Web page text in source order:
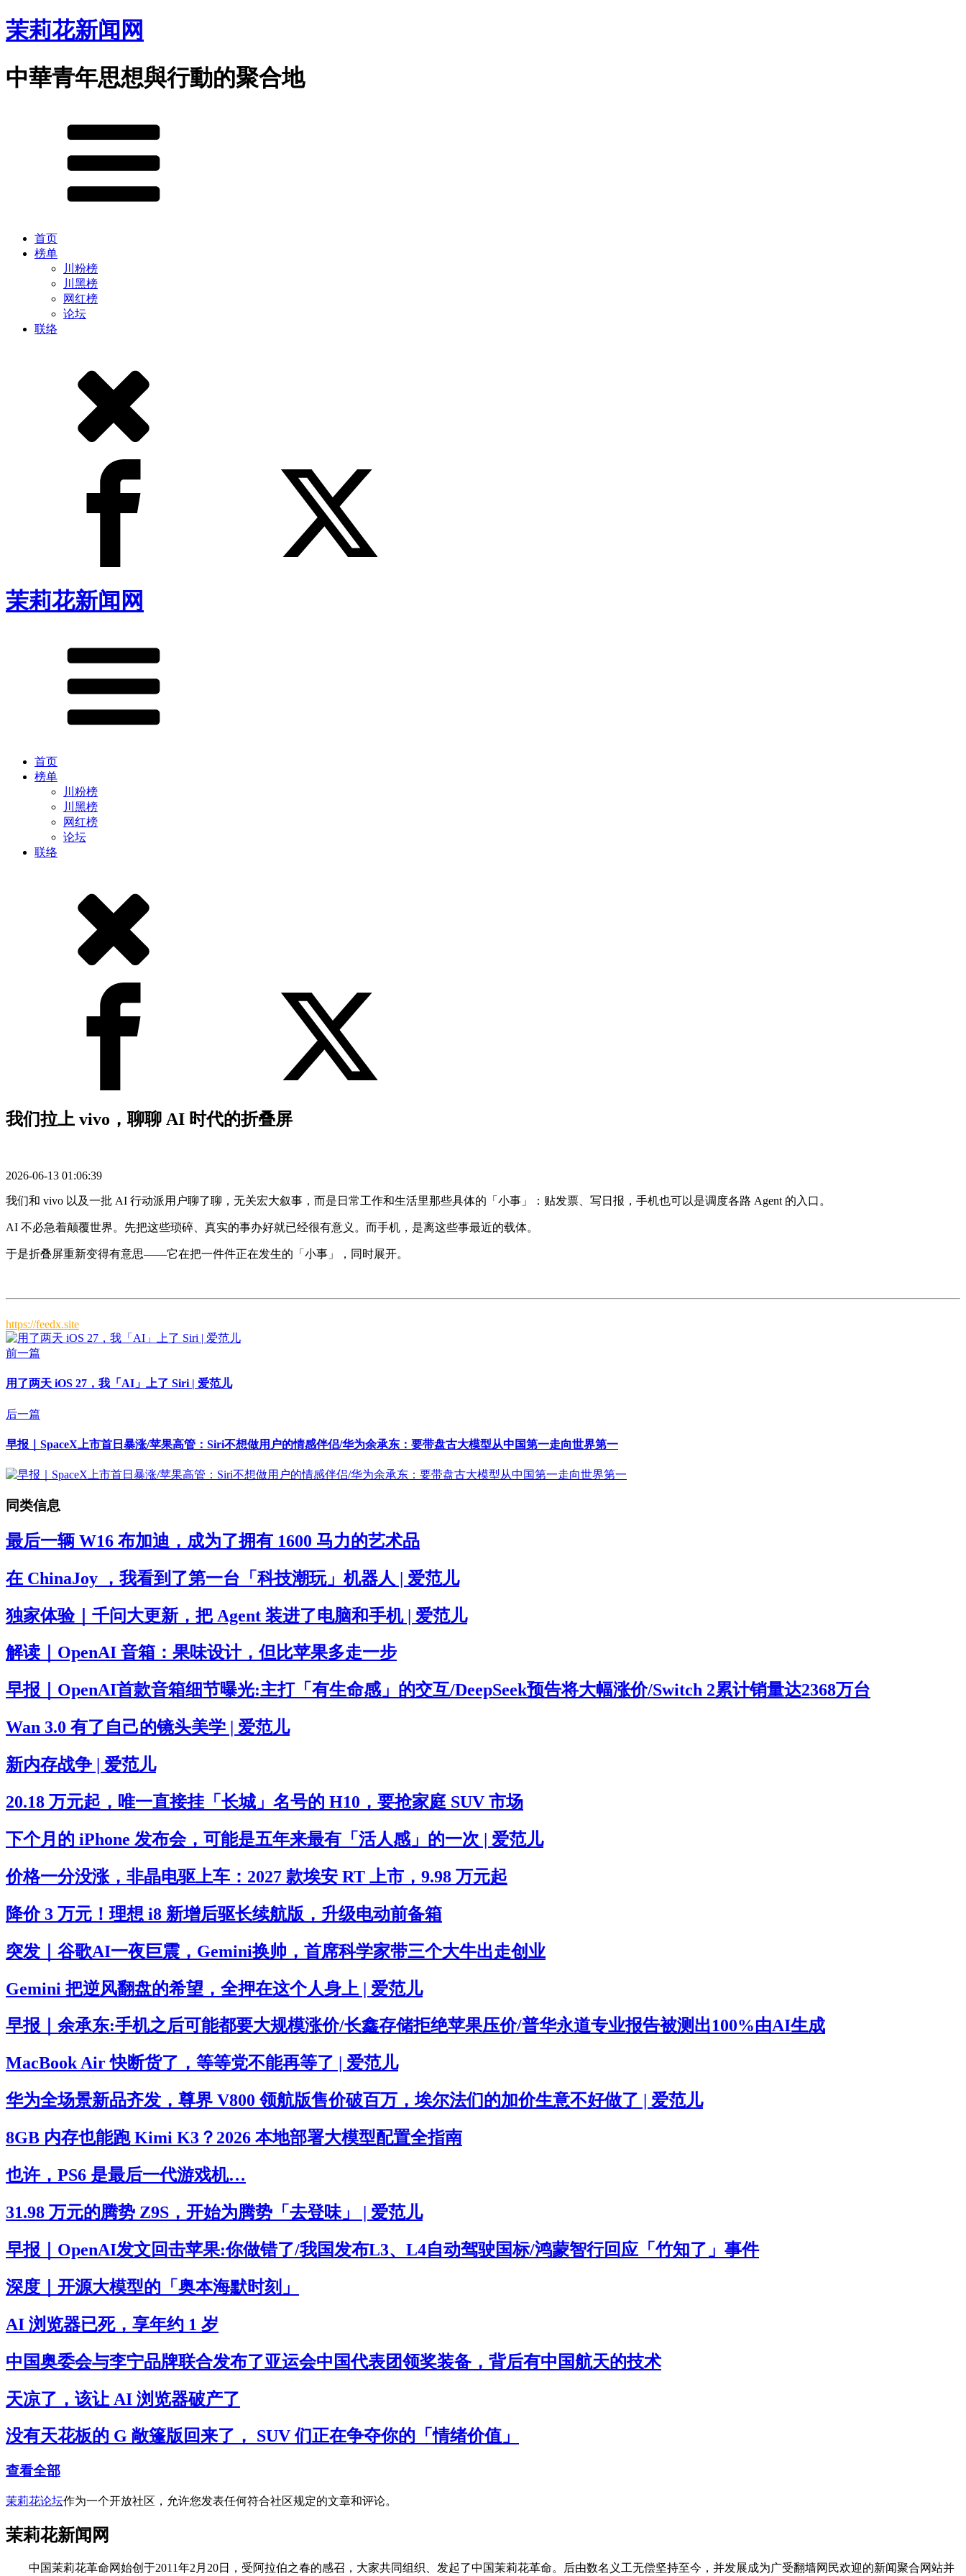
茉莉花新闻网
中華青年思想與行動的聚合地
首页
榜单
川粉榜
川黑榜
网红榜
论坛
联络
茉莉花新闻网
首页
榜单
川粉榜
川黑榜
网红榜
论坛
联络
我们拉上 vivo，聊聊 AI 时代的折叠屏
2026-06-13 01:06:39
我们和 vivo 以及一批 AI 行动派用户聊了聊，无关宏大叙事，而是日常工作和生活里那些具体的「小事」：贴发票、写日报，手机也可以是调度各路 Agent 的入口。
AI 不必急着颠覆世界。先把这些琐碎、真实的事办好就已经很有意义。而手机，是离这些事最近的载体。
于是折叠屏重新变得有意思——它在把一件件正在发生的「小事」，同时展开。
https://feedx.site
前一篇
用了两天 iOS 27，我「AI」上了 Siri | 爱范儿
后一篇
早报｜SpaceX上市首日暴涨/苹果高管：Siri不想做用户的情感伴侣/华为余承东：要带盘古大模型从中国第一走向世界第一
同类信息
最后一辆 W16 布加迪，成为了拥有 1600 马力的艺术品
在 ChinaJoy ，我看到了第一台「科技潮玩」机器人 | 爱范儿
独家体验｜千问大更新，把 Agent 装进了电脑和手机 | 爱范儿
解读｜OpenAI 音箱：果味设计，但比苹果多走一步
早报｜OpenAI首款音箱细节曝光:主打「有生命感」的交互/DeepSeek预告将大幅涨价/Switch 2累计销量达2368万台
Wan 3.0 有了自己的镜头美学 | 爱范儿
新内存战争 | 爱范儿
20.18 万元起，唯一直接挂「长城」名号的 H10，要抢家庭 SUV 市场
下个月的 iPhone 发布会，可能是五年来最有「活人感」的一次 | 爱范儿
价格一分没涨，非晶电驱上车：2027 款埃安 RT 上市，9.98 万元起
降价 3 万元！理想 i8 新增后驱长续航版，升级电动前备箱
突发｜谷歌AI一夜巨震，Gemini换帅，首席科学家带三个大牛出走创业
Gemini 把逆风翻盘的希望，全押在这个人身上 | 爱范儿
早报｜余承东:手机之后可能都要大规模涨价/长鑫存储拒绝苹果压价/普华永道专业报告被测出100%由AI生成
MacBook Air 快断货了，等等党不能再等了 | 爱范儿
华为全场景新品齐发，尊界 V800 领航版售价破百万，埃尔法们的加价生意不好做了 | 爱范儿
8GB 内存也能跑 Kimi K3？2026 本地部署大模型配置全指南
也许，PS6 是最后一代游戏机…
31.98 万元的腾势 Z9S，开始为腾势「去登味」 | 爱范儿
早报｜OpenAI发文回击苹果:你做错了/我国发布L3、L4自动驾驶国标/鸿蒙智行回应「竹知了」事件
深度｜开源大模型的「奥本海默时刻」
AI 浏览器已死，享年约 1 岁
中国奥委会与李宁品牌联合发布了亚运会中国代表团领奖装备，背后有中国航天的技术
天凉了，该让 AI 浏览器破产了
没有天花板的 G 敞篷版回来了， SUV 们正在争夺你的「情绪价值」
查看全部
茉莉花论坛作为一个开放社区，允许您发表任何符合社区规定的文章和评论。
茉莉花新闻网
中国茉莉花革命网始创于2011年2月20日，受阿拉伯之春的感召，大家共同组织、发起了中国茉莉花革命。后由数名义工无偿坚持至今，并发展成为广受翻墙网民欢迎的新闻聚合网站并